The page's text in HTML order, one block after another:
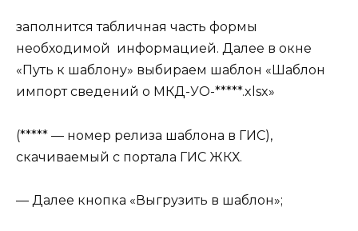
заполнится табличная часть формы
необходимой информацией. Далее в окне
«Путь к шаблону» выбираем шаблон «Шаблон
импорт сведений о МКД-УО-*****.xlsx»
(***** — номер релиза шаблона в ГИС),
скачиваемый с портала ГИС ЖКХ.
— Далее кнопка «Выгрузить в шаблон»;